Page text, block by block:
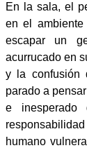
En la sala, el
en el ambiente
escapar un
acurrucado en
y la confusión
parado a
e
humano